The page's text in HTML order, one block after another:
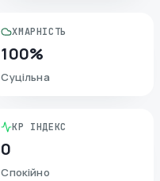
ХМАРНІСТЬ
100%
Суцільна
KP ІНДЕКС
0
Спокійно